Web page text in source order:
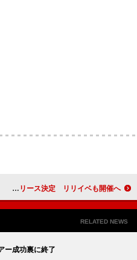
秋元康プロデュースのRain Tree、3rdデジタルSG配信リリース決定 リリイベも開催へ
RELATED NEWS
ー成功裏に終了